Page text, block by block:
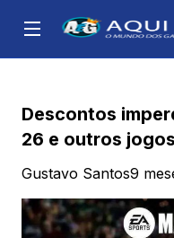
Descontos
26 e outros
Gustavo Santos9